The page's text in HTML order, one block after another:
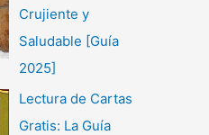
Crujiente y
Saludable [Guía
2025]
Lectura de Cartas
Gratis: La Guía